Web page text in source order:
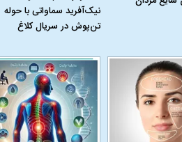
نیک‌آفرید سماواتی با حوله
تن‌پوش در سریال کلاغ
دلیل علاقه برخی افراد به فال و طالع‌بینی